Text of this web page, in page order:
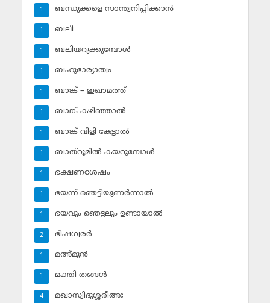
ബന്ധുക്കളെ സാന്ത്വനിപ്പിക്കാന്‍
1
ബലി
1
ബലിയറുക്കുമ്പോള്‍
1
ബഹുഭാര്യാത്വം
1
ബാങ്ക് – ഇഖാമത്ത്
1
ബാങ്ക് കഴിഞ്ഞാല്‍
1
ബാങ്ക് വിളി കേട്ടാല്‍
1
ബാത്‌റൂമില്‍ കയറുമ്പോള്‍
1
ഭക്ഷണശേഷം
1
ഭയന്ന് ഞെട്ടിയുണര്‍ന്നാല്‍
1
ഭയവും ഞെട്ടലും ഉണ്ടായാല്‍
1
ഭിഷഗ്വരര്‍
2
മഅ്മൂന്‍
1
മക്തി തങ്ങള്‍
1
മഖാസ്വിദുശ്ശരീഅഃ
4